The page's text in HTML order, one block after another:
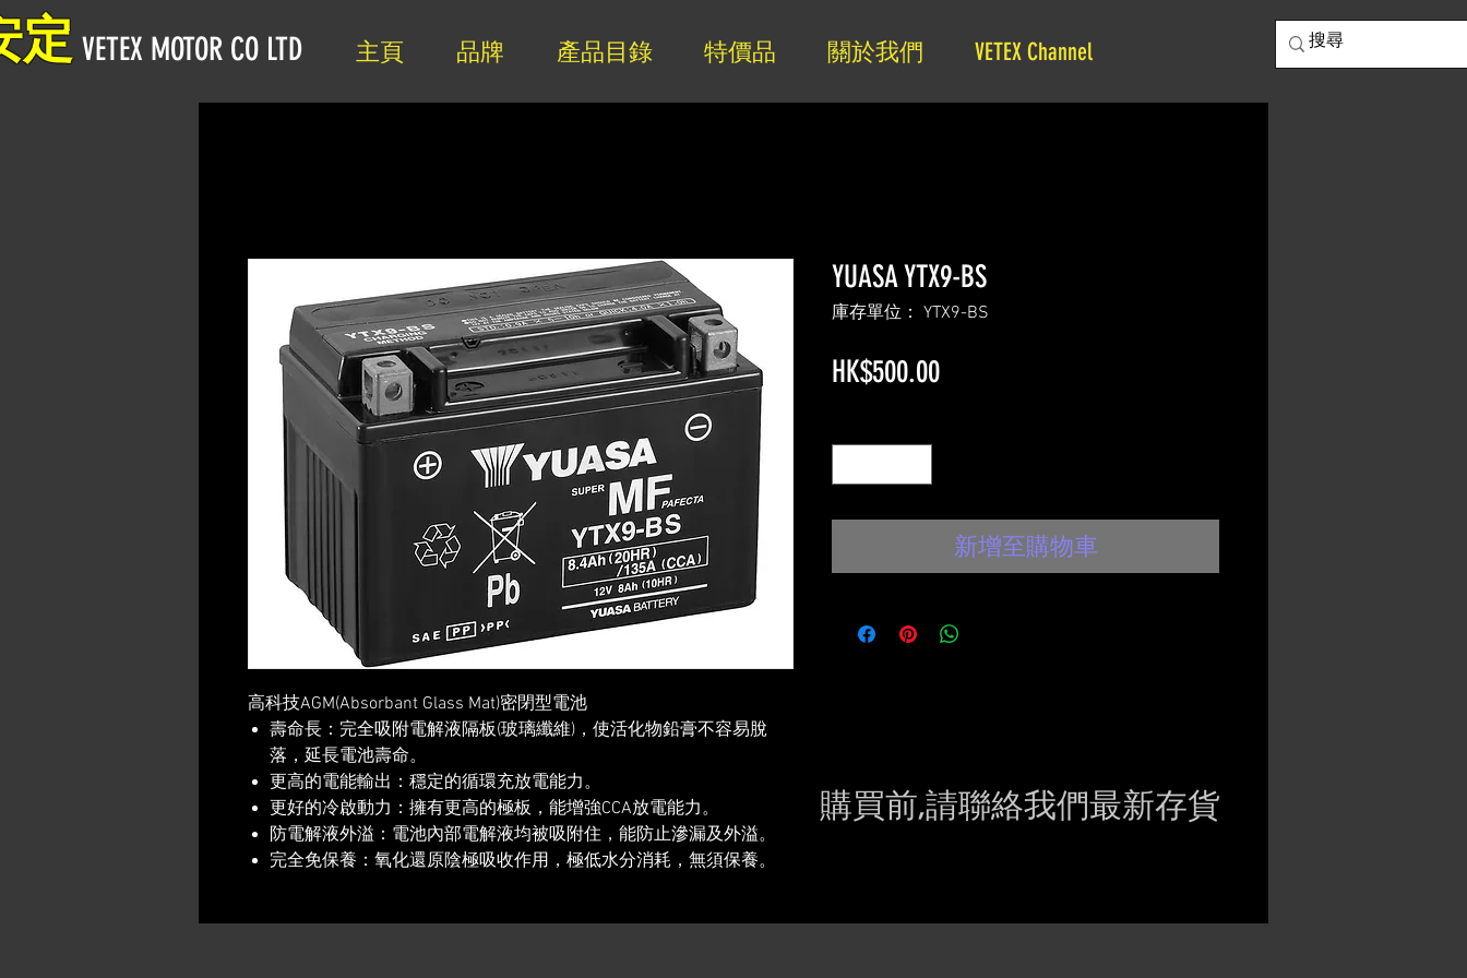
主頁 品牌 產品目錄 特價品 關於我們 VETEX Channel
定 VETEX MOTOR CO LTD
高科技AGM(Absorbant Glass Mat)密閉型電池
壽命長：完全吸附電解液隔板(玻璃纖維)，使活化物鉛膏不容易脫
落，延長電池壽命。
更高的電能輸出：穩定的循環充放電能力。
更好的冷啟動力：擁有更高的極板，能增強CCA放電能力。
防電解液外溢：電池內部電解液均被吸附住，能防止滲漏及外溢。
完全免保養：氧化還原陰極吸收作用，極低水分消耗，無須保養。
YUASA YTX9-BS
庫存單位： YTX9-BS
HK$500.00價
新增至購物車
購買前,請聯絡我們最新存貨